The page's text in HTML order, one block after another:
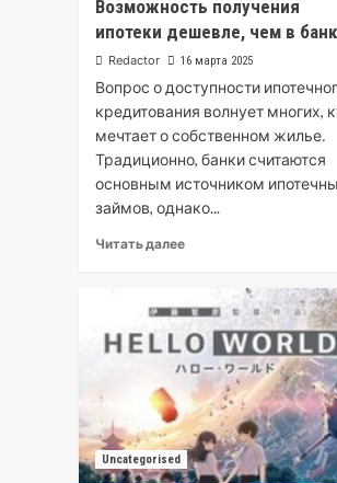
Возможность получения
ипотеки дешевле, чем в
Redactor 16 марта 2025
Вопрос о доступности
кредитования волнует многих,
мечтает о собственном жилье․
Традиционно, банки считаются
основным источником
займов, однако...
Читать далее
Uncategorised